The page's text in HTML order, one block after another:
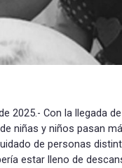
2025.- Con la llegada
niñas y niños pasan
de personas
estar lleno de